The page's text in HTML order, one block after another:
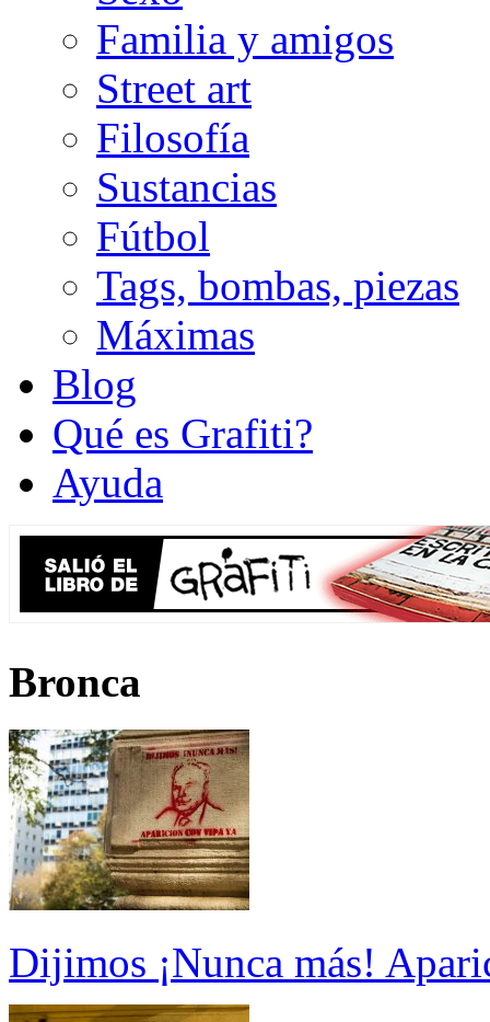
Familia y amigos
Street art
Filosofía
Sustancias
Fútbol
Tags, bombas, piezas
Máximas
Blog
Qué es Grafiti?
Ayuda
Bronca
Dijimos ¡Nunca más!